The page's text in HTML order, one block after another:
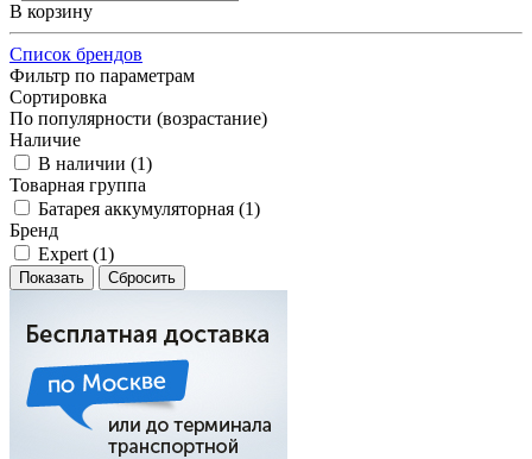
В корзину
Список брендов
Фильтр по параметрам
Сортировка
По популярности (возрастание)
Наличие
В наличии (1)
Товарная группа
Батарея аккумуляторная (1)
Бренд
Expert (1)
Сбросить